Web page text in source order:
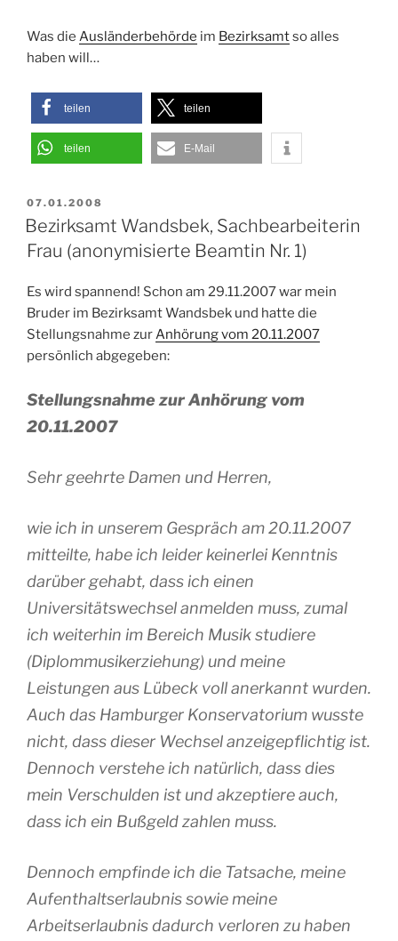
Was die Ausländerbehörde im Bezirksamtso alles
haben will…
teilen teilen
teilen E-Mail
VERÖFFENTLICHT
AM
07.01.2008
Bezirksamt Wandsbek, Sachbearbeiterin
Frau (anonymisierte Beamtin Nr. 1)
Es wird spannend! Schon am 29.11.2007 war mein
Bruder im Bezirksamt Wandsbek und hatte die
Stellungsnahme zurAnhörung vom 20.11.2007
persönlich abgegeben:
Stellungsnahme zur Anhörung vom
20.11.2007
Sehr geehrte Damen und Herren,
wie ich in unserem Gespräch am 20.11.2007
mitteilte, habe ich leider keinerlei Kenntnis
darüber gehabt, dass ich einen
Universitätswechsel anmelden muss, zumal
ich weiterhin im Bereich Musik studiere
(Diplommusikerziehung) und meine
Leistungen aus Lübeck voll anerkannt wurden.
Auch das Hamburger Konservatorium wusste
nicht, dass dieser Wechsel anzeigepflichtig ist.
Dennoch verstehe ich natürlich, dass dies
mein Verschulden ist und akzeptiere auch,
dass ich ein Bußgeld zahlen muss.
Dennoch empfinde ich die Tatsache, meine
Aufenthaltserlaubnis sowie meine
Arbeitserlaubnis dadurch verloren zu haben